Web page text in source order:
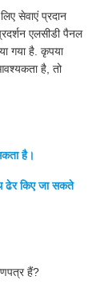
सेवाएं प्रदान
एलसीडी पैनल
गया है. कृपया
है, तो
है।
किए जा सकते
हैं?